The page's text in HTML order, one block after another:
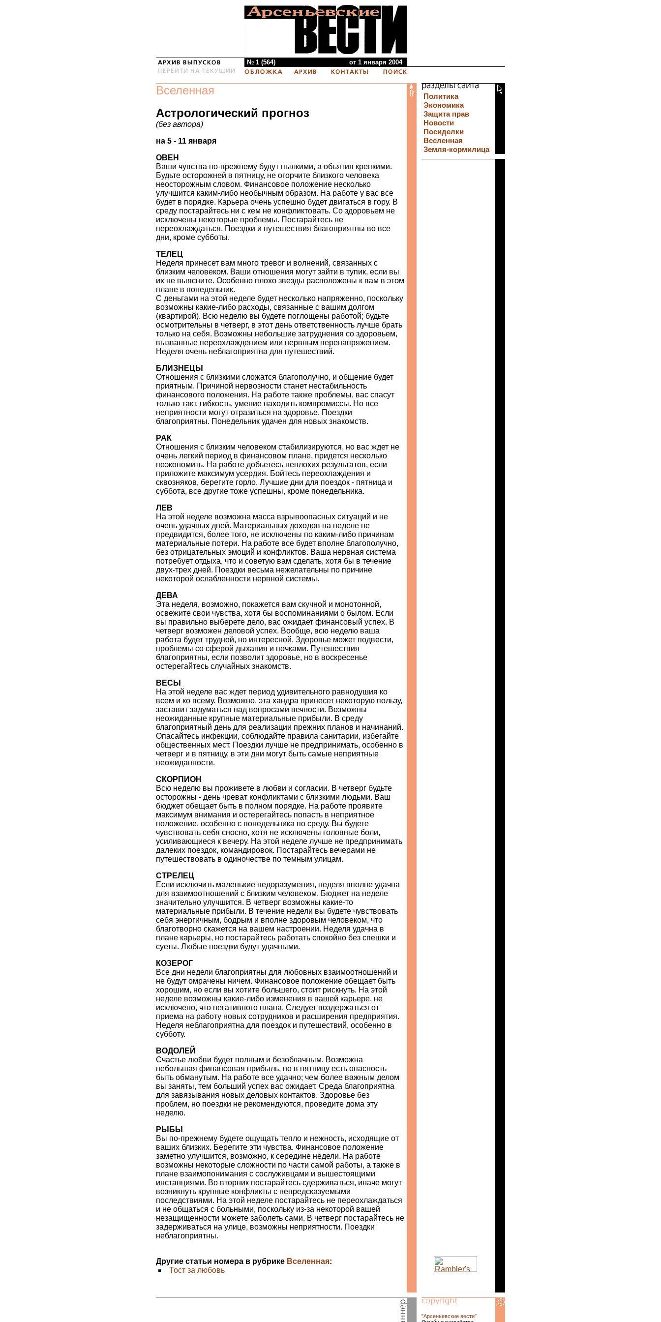
№ 1 (564) от 1 января 2004
Вселенная
Астрологический прогноз
(без автора)
на 5 - 11 января
ОВЕН
Ваши чувства по-прежнему будут пылкими, а объятия крепкими.
Будьте осторожней в пятницу, не огорчите близкого человека
неосторожным словом. Финансовое положение несколько
улучшится каким-либо необычным образом. На работе у вас все
будет в порядке. Карьера очень успешно будет двигаться в гору. В
среду постарайтесь ни с кем не конфликтовать. Со здоровьем не
исключены некоторые проблемы. Постарайтесь не
переохлаждаться. Поездки и путешествия благоприятны во все
дни, кроме субботы.
ТЕЛЕЦ
Неделя принесет вам много тревог и волнений, связанных с
близким человеком. Ваши отношения могут зайти в тупик, если вы
их не выясните. Особенно плохо звезды расположены к вам в этом
плане в понедельник.
С деньгами на этой неделе будет несколько напряженно, поскольку
возможны какие-либо расходы, связанные с вашим долгом
(квартирой). Всю неделю вы будете поглощены работой; будьте
осмотрительны в четверг, в этот день ответственность лучше брать
только на себя. Возможны небольшие затруднения со здоровьем,
вызванные переохлаждением или нервным перенапряжением.
Неделя очень неблагоприятна для путешествий.
БЛИЗНЕЦЫ
Отношения с близкими сложатся благополучно, и общение будет
приятным. Причиной нервозности станет нестабильность
финансового положения. На работе также проблемы, вас спасут
только такт, гибкость, умение находить компромиссы. Но все
неприятности могут отразиться на здоровье. Поездки
благоприятны. Понедельник удачен для новых знакомств.
РАК
Отношения с близким человеком стабилизируются, но вас ждет не
очень легкий период в финансовом плане, придется несколько
поэкономить. На работе добьетесь неплохих результатов, если
приложите максимум усердия. Бойтесь переохлаждения и
сквозняков, берегите горло. Лучшие дни для поездок - пятница и
суббота, все другие тоже успешны, кроме понедельника.
ЛЕВ
На этой неделе возможна масса взрывоопасных ситуаций и не
очень удачных дней. Материальных доходов на неделе не
предвидится, более того, не исключены по каким-либо причинам
материальные потери. На работе все будет вполне благополучно,
без отрицательных эмоций и конфликтов. Ваша нервная система
потребует отдыха, что и советую вам сделать, хотя бы в течение
двух-трех дней. Поездки весьма нежелательны по причине
некоторой ослабленности нервной системы.
ДЕВА
Эта неделя, возможно, покажется вам скучной и монотонной,
освежите свои чувства, хотя бы воспоминаниями о былом. Если
вы правильно выберете дело, вас ожидает финансовый успех. В
четверг возможен деловой успех. Вообще, всю неделю ваша
работа будет трудной, но интересной. Здоровье может подвести,
проблемы со сферой дыхания и почками. Путешествия
благоприятны, если позволит здоровье, но в воскресенье
остерегайтесь случайных знакомств.
ВЕСЫ
На этой неделе вас ждет период удивительного равнодушия ко
всем и ко всему. Возможно, эта хандра принесет некоторую пользу,
заставит задуматься над вопросами вечности. Возможны
неожиданные крупные материальные прибыли. В среду
благоприятный день для реализации прежних планов и начинаний.
Опасайтесь инфекции, соблюдайте правила санитарии, избегайте
общественных мест. Поездки лучше не предпринимать, особенно в
четверг и в пятницу, в эти дни могут быть самые неприятные
неожиданности.
СКОРПИОН
Всю неделю вы проживете в любви и согласии. В четверг будьте
осторожны - день чреват конфликтами с близкими людьми. Ваш
бюджет обещает быть в полном порядке. На работе проявите
максимум внимания и остерегайтесь попасть в неприятное
положение, особенно с понедельника по среду. Вы будете
чувствовать себя сносно, хотя не исключены головные боли,
усиливающиеся к вечеру. На этой неделе лучше не предпринимать
далеких поездок, командировок. Постарайтесь вечерами не
путешествовать в одиночестве по темным улицам.
СТРЕЛЕЦ
Если исключить маленькие недоразумения, неделя вполне удачна
для взаимоотношений с близким человеком. Бюджет на неделе
значительно улучшится. В четверг возможны какие-то
материальные прибыли. В течение недели вы будете чувствовать
себя энергичным, бодрым и вполне здоровым человеком, что
благотворно скажется на вашем настроении. Неделя удачна в
плане карьеры, но постарайтесь работать спокойно без спешки и
суеты. Любые поездки будут удачными.
КОЗЕРОГ
Все дни недели благоприятны для любовных взаимоотношений и
не будут омрачены ничем. Финансовое положение обещает быть
хорошим, но если вы хотите большего, стоит рискнуть. На этой
неделе возможны какие-либо изменения в вашей карьере, не
исключено, что негативного плана. Следует воздержаться от
приема на работу новых сотрудников и расширения предприятия.
Неделя неблагоприятна для поездок и путешествий, особенно в
субботу.
ВОДОЛЕЙ
Счастье любви будет полным и безоблачным. Возможна
небольшая финансовая прибыль, но в пятницу есть опасность
быть обманутым. На работе все удачно; чем более важным делом
вы заняты, тем больший успех вас ожидает. Среда благоприятна
для завязывания новых деловых контактов. Здоровье без
проблем, но поездки не рекомендуются, проведите дома эту
неделю.
РЫБЫ
Вы по-прежнему будете ощущать тепло и нежность, исходящие от
ваших близких. Берегите эти чувства. Финансовое положение
заметно улучшится, возможно, к середине недели. На работе
возможны некоторые сложности по части самой работы, а также в
плане взаимопонимания с сослуживцами и вышестоящими
инстанциями. Во вторник постарайтесь сдерживаться, иначе могут
возникнуть крупные конфликты с непредсказуемыми
последствиями. На этой неделе постарайтесь не переохлаждаться
и не общаться с больными, поскольку из-за некоторой вашей
незащищенности можете заболеть сами. В четверг постарайтесь не
задерживаться на улице, возможны неприятности. Поездки
неблагоприятны.
Другие статьи номера в рубрике Вселенная:
Тост за любовь
Политика
Экономика
Защита прав
Новости
Посиделки
Вселенная
Земля-кормилица
"Арсеньевские вести"